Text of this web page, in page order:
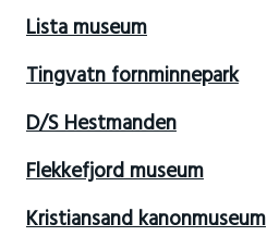
Lista museum
Tingvatn fornminnepark
D/S Hestmanden
Flekkefjord museum
Kristiansand kanonmuseum